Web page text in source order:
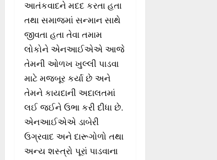
આતંકવાદને મદદ કરતા હતા
તથા સમાજમાં સન્માન સાથે
જીવતા હતા તેવા તમામ
લોકોને એનઆઈએએ આજે
તેમની ઓળખ ખુલ્લી પાડવા
માટે મજબૂર કર્યા છે અને
તેમને કાયદાની અદાલતમાં
લઈ જઈને ઉભા કરી દીધા છે.
એનઆઈએએ ડાબેરી
ઉગ્રવાદ અને દારૂગોળો તથા
અન્ય શસ્ત્રો પૂરાં પાડવાના